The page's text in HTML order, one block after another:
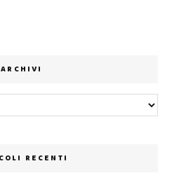
ARCHIVI
RECENTI